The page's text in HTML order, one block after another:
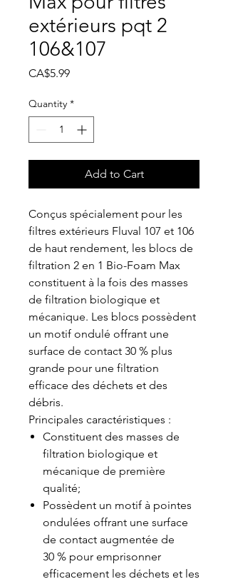
extérieurs pqt 2
106&107
CA$5.99Price
Quantity *
Add to Cart
Conçus spécialement pour les
filtres extérieurs Fluval 107 et 106
de haut rendement, les blocs de
filtration 2 en 1 Bio-Foam Max
constituent à la fois des masses
de filtration biologique et
mécanique. Les blocs possèdent
un motif ondulé offrant une
surface de contact 30 % plus
grande pour une filtration
efficace des déchets et des
débris.
Principales caractéristiques :
Constituent des masses de
filtration biologique et
mécanique de première
qualité;
Possèdent un motif à pointes
ondulées offrant une surface
de contact augmentée de
30 % pour emprisonner
efficacement les déchets et les